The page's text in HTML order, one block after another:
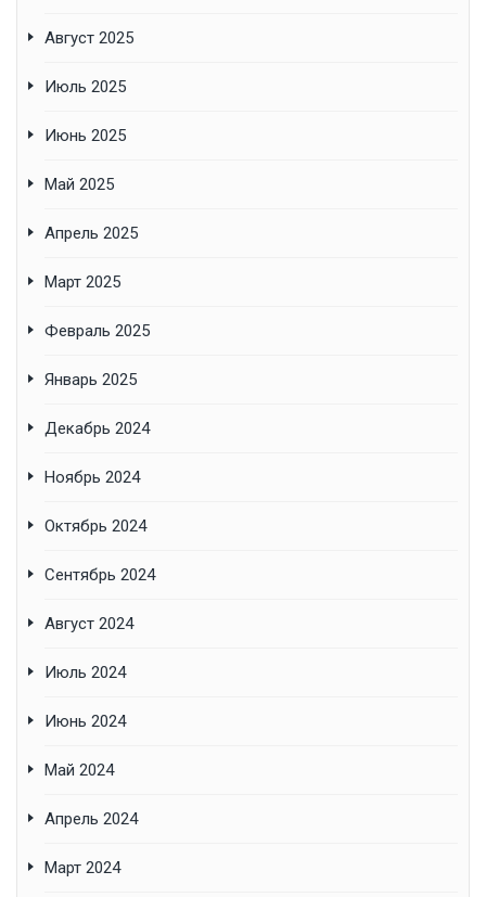
Август 2025
Июль 2025
Июнь 2025
Май 2025
Апрель 2025
Март 2025
Февраль 2025
Январь 2025
Декабрь 2024
Ноябрь 2024
Октябрь 2024
Сентябрь 2024
Август 2024
Июль 2024
Июнь 2024
Май 2024
Апрель 2024
Март 2024